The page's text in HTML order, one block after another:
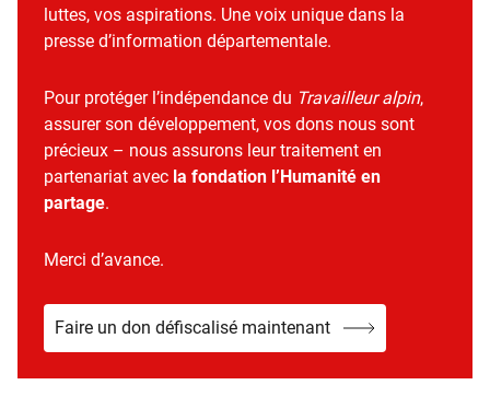
luttes, vos aspirations. Une voix unique dans la
presse d’information départementale.
Pour protéger l’indépendance du Travailleur alpin,
assurer son développement, vos dons nous sont
précieux – nous assurons leur traitement en
partenariat avec la fondation l’Humanité en
partage.
Merci d’avance.
Faire un don défiscalisé maintenant